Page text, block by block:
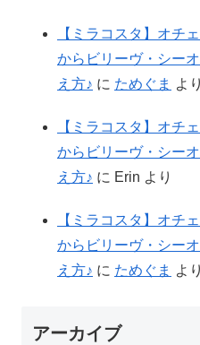
【ミラコスタ】オ
からビリーヴ・シー
え方♪ に ためぐま より
【ミラコスタ】オ
からビリーヴ・シー
え方♪ に Erin より
【ミラコスタ】オ
からビリーヴ・シー
え方♪ に ためぐま より
アーカイブ